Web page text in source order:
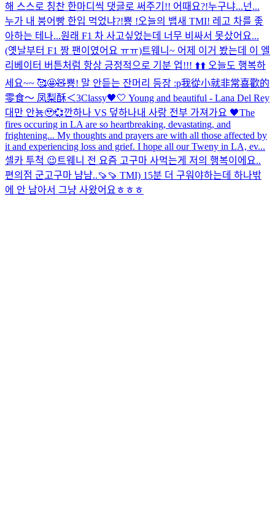
해 스스로 칭찬 한마디씩 댓글로 써주기!! 어때요?!누구냐...넌...
누가 내 붕어빵 한입 먹었냐?!뿅 !오늘의 뱁새 TMI! 레고 차를 좋
아하는 테나...원래 F1 차 사고싶었는데 너무 비싸서 못샀어요...
(옛날부터 F1 짱 팬이였어요 ㅠㅠ)트웨니~ 어제 이거 봤는데 이 엘
리베이터 버튼처럼 항상 긍정적으로 기분 업!!! ⬆️⬆️ 오늘도 행복하
세요~~ 🥰🤩🧸뿅! 말 안듣는 잔머리 등장 :p我從小就非常喜歡的
零食～ 凤梨酥＜3Classy🖤🤍 Young and beautiful - Lana Del Rey
대만 안뇽🥹💞깐하나 VS 덮하나내 사랑 전부 가져가요 🖤The
fires occuring in LA are so heartbreaking, devastating, and
frightening... My thoughts and prayers are with all those affected by
it and experiencing loss and grief. I hope all our Tweny in LA, ev...
셀카 투척 😉트웨니 전 요즘 고구마 사먹는게 저의 행복이에요..
편의점 군고구마 냠냠..🍠🍠 TMI) 15분 더 구워야하는데 하나밖
에 안 남아서 그냥 사왔어요ㅎㅎㅎ